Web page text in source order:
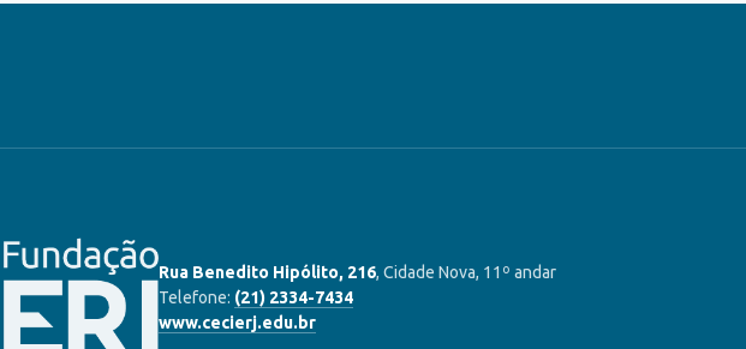
Rua Benedito Hipólito, 216, Cidade Nova, 11º andar
Telefone: (21) 2334-7434
www.cecierj.edu.br